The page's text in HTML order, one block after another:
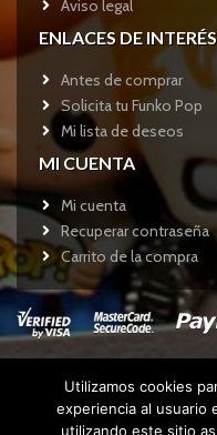
Aviso legal
ENLACES DE INTERÉS
Antes de comprar
Solicita tu Funko Pop
Mi lista de deseos
MI CUENTA
Mi cuenta
Recuperar contraseña
Carrito de la compra
Copyright © 2017
Utilizamos cookies
experiencia al usuario
utilizando este sitio